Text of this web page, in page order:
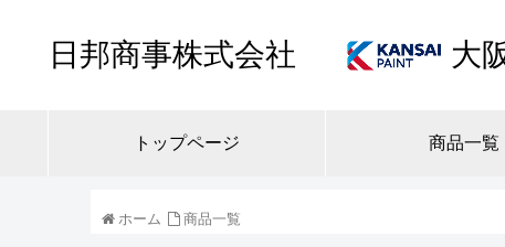
日邦商事株式会社 大
トップページ 商品一覧
ホーム 商品一覧